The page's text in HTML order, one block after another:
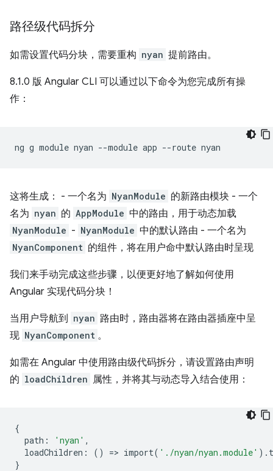
路径级代码拆分
如需设置代码分块，需要重构 nyan 提前路由。
8.1.0 版 Angular CLI 可以通过以下命令为您完成所有操
作：
ng g module nyan --module app --route
这将生成： - 一个名为 NyanModule 的新路由模块 - 一个
名为 nyan 的 AppModule 中的路由，用于动态加载
NyanModule - NyanModule 中的默认路由 - 一个名为
NyanComponent 的组件，将在用户命中默认路由时呈现
我们来手动完成这些步骤，以便更好地了解如何使用
Angular 实现代码分块！
当用户导航到 nyan 路由时，路由器将在路由器插座中呈
现 NyanComponent 。
如需在 Angular 中使用路由级代码拆分，请设置路由声明
的 loadChildren 属性，并将其与动态导入结合使用：
{
path : 'nyan' ,
loadChildren : () => import( './nyan/nyan.module' ) .
}